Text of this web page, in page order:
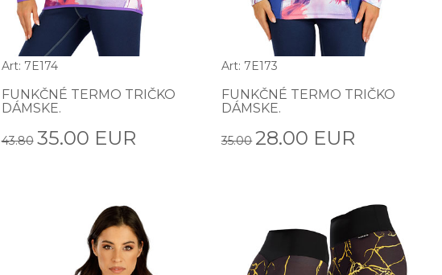
Art: 7E174
FUNKČNÉ TERMO TRIČKO
DÁMSKE.
43.80 35.00 EUR
Art: 7E173
FUNKČNÉ TERMO TRIČKO
DÁMSKE.
35.00 28.00 EUR